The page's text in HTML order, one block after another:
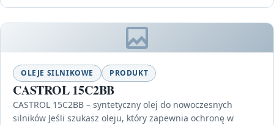
OLEJE SILNIKOWE PRODUKT
CASTROL 15C2BB
CASTROL 15C2BB – syntetyczny olej do nowoczesnych
silników Jeśli szukasz oleju, który zapewnia ochronę w